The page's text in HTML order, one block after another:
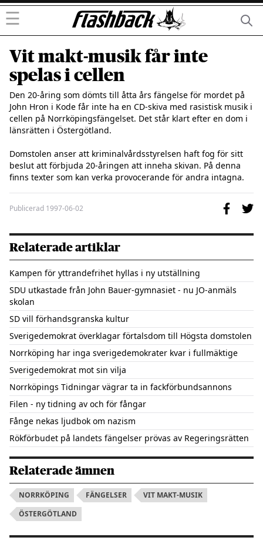
☰
Vit makt-musik får inte
spelas i cellen
Den 20-åring som dömts till åtta års fängelse för mordet på
John Hron i Kode får inte ha en CD-skiva med rasistisk musik i
cellen på Norrköpingsfängelset. Det står klart efter en dom i
länsrätten i Östergötland.
Domstolen anser att kriminalvårdsstyrelsen haft fog för sitt
beslut att förbjuda 20-åringen att inneha skivan. På denna
finns texter som kan verka provocerande för andra intagna.
Publicerad 1997-06-02
Relaterade artiklar
Kampen för yttrandefrihet hyllas i ny utställning
SDU utkastade från John Bauer-gymnasiet - nu JO-anmäls
skolan
SD vill förhandsgranska kultur
Sverigedemokrat överklagar förtalsdom till Högsta domstolen
Norrköping har inga sverigedemokrater kvar i fullmäktige
Sverigedemokrat mot sin vilja
Norrköpings Tidningar vägrar ta in fackförbundsannons
Filen - ny tidning av och för fångar
Fånge nekas ljudbok om nazism
Rökförbudet på landets fängelser prövas av Regeringsrätten
Relaterade ämnen
NORRKÖPING FÄNGELSER
VIT MAKT-MUSIK
ÖSTERGÖTLAND